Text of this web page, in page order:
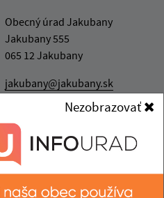
Nezobrazovať
Obecný úrad Jakubany
Jakubany 555
065 12 Jakubany
jakubany@jakubany.sk
+421 524 283 651
IČO: 00329924